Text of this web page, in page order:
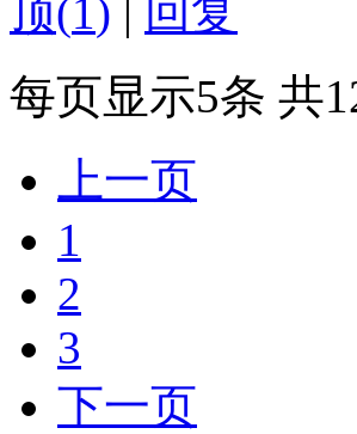
顶(1) | 回复
每页显示5条 共
上一页
1
2
3
下一页